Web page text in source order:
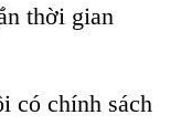
thời gian
có chính sách